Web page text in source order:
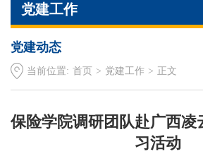
党建工作
党建动态
当前位置: 首页 > 党建工作 > 正文
保险学院调研团队赴广西凌
习活动